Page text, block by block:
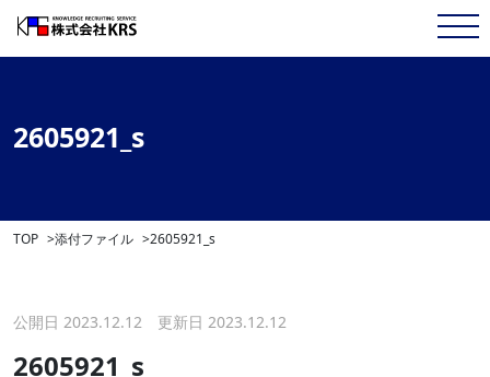
2605921_s
TOP 添付ファイル 2605921_s
公開日 2023.12.12 更新日 2023.12.12
2605921_s